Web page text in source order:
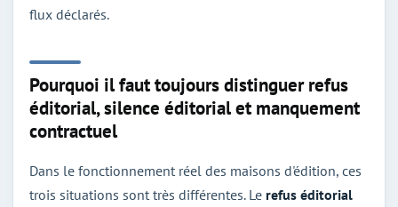
flux déclarés.
Pourquoi il faut toujours distinguer refus
éditorial, silence éditorial et manquement
contractuel
Dans le fonctionnement réel des maisons d'édition, ces
trois situations sont très différentes. Le refus éditorial